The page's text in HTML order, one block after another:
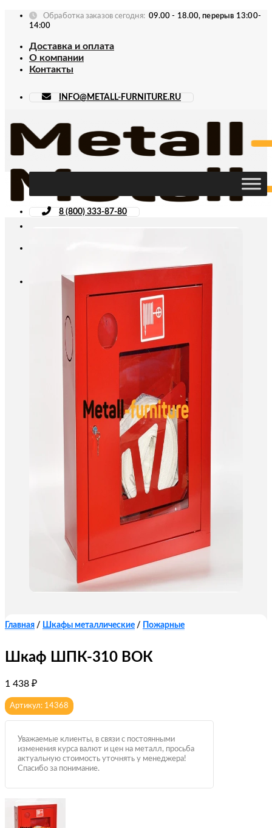
Skip
Обработка заказов сегодня: 09.00 - 18.00, перерыв 13:00-
14:00
Доставка и оплата
О компании
Контакты
INFO@METALL-FURNITURE.RU
8 (800) 333-87-80
Главная / Шкафы металлические / Пожарные
Шкаф ШПК-310 ВОК
1 438 ₽
Артикул: 14368
Уважаемые клиенты, в связи с постоянными
изменения курса валют и цен на металл, просьба
актуальную стоимость уточнять у менеджера!
Спасибо за понимание.